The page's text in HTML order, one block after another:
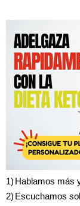
1) Hablamos más
2) Escuchamos